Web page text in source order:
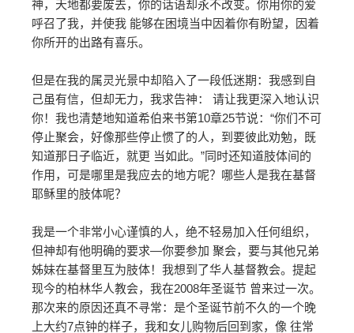
神，天地都要废去，你的话语却永不改变。你用你的爱
呼召了我，并使我 能够在困境当中因着你有盼望，因着
你所开的出路有喜乐。
但是在我的属灵光景中却陷入了一段低迷期：我感到自
己虽有信，但却无力，我求告神： 请让我更深入地认识
你！我也清楚地知道希伯来书第10章25节说：“你们不可
停止聚会，好像那些停止惯了的人，到要彼此劝勉，既
知道那日子临近，就更 当如此。”同时还知道肢体间的
作用，可是哪里是我应去的地方呢？哪些人是我在基督
耶稣里的肢体呢？
我是一个非常小心谨慎的人，绝不轻易加入任何组织，
但神却有他明确的要求—你要参加 聚会，要与其他兄弟
姊妹在基督里互为肢体！我想到了华人基督教会。提起
现今的柏林华人教会，我在2008年圣诞节 曾来过一次。
那次来的原因还真不寻常：是个圣诞节前不久的一个晚
上大约7点钟的样子，我和女儿购物后回到家，像 往常